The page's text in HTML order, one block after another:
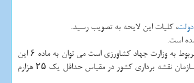
دولت، كلیات این لایحه به تصویب رسید.
های مختلف با محوریت سازمان حفاظت محیط زیست و وزارت جهاد كشاورزی برای حفاظت از خاك و جلوگیری از فرسایش آن اعلام شده است؛ همچون این وظایف كه مربوط به وزارت جهاد كشاورزی است می توان به ماده ۶ این
لایحه اشاره نمود كه برپایه آن، این وزارتخانه موظف است ظرف مدت ۵ سال برای خاك های زراعی و باغی، نقشه های خاك، پهنه بندی خاك كشور از نظر سطح ماده آلی و طبقه بندی اراضی با همكاری سازمان نقشه برداری كشور در مقیاس حداقل یك ۲۵ هزارم